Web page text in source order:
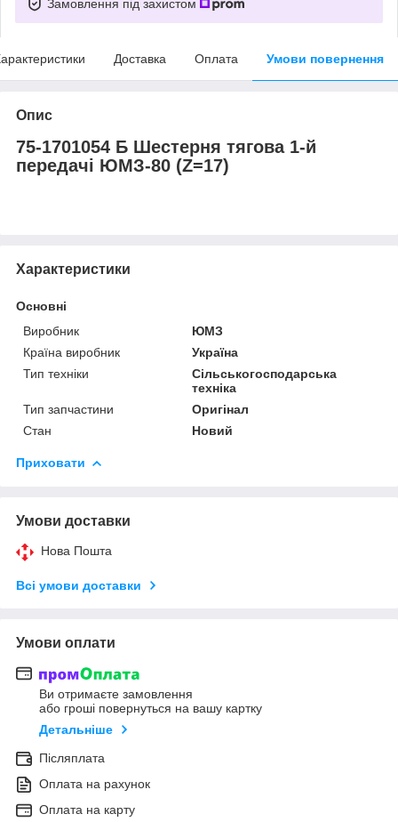
Замовлення під захистом
Доставка Оплата Умови повернення
Опис
75-1701054 Б Шестерня тягова 1-й
передачі ЮМЗ-80 (Z=17)
Характеристики
Основні
Виробник
ЮМЗ
Країна виробник
Україна
Тип техніки
Сільськогосподарська
техніка
Тип запчастини
Оригінал
Стан
Новий
Приховати
Умови доставки
Нова Пошта
Всі умови доставки
Умови оплати
Ви отримаєте замовлення
або гроші повернуться на вашу картку
Детальніше
Післяплата
Оплата на рахунок
Оплата на карту